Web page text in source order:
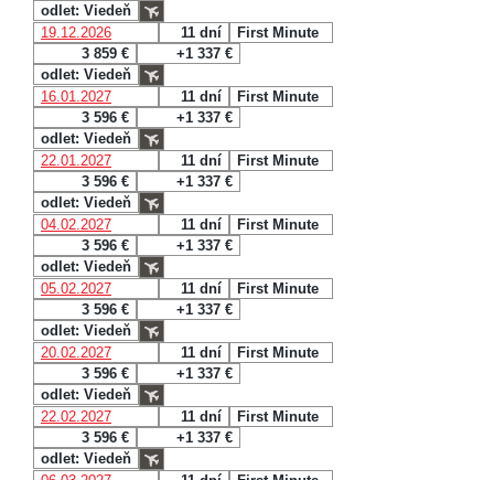
odlet: Viedeň
19.12.2026
11 dní
First Minute
3 859 €
+1 337 €
odlet: Viedeň
16.01.2027
11 dní
First Minute
3 596 €
+1 337 €
odlet: Viedeň
22.01.2027
11 dní
First Minute
3 596 €
+1 337 €
odlet: Viedeň
04.02.2027
11 dní
First Minute
3 596 €
+1 337 €
odlet: Viedeň
05.02.2027
11 dní
First Minute
3 596 €
+1 337 €
odlet: Viedeň
20.02.2027
11 dní
First Minute
3 596 €
+1 337 €
odlet: Viedeň
22.02.2027
11 dní
First Minute
3 596 €
+1 337 €
odlet: Viedeň